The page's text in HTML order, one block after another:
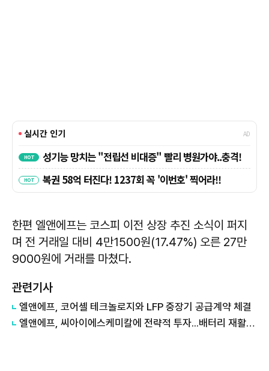
한편 엘앤에프는 코스피 이전 상장 추진 소식이 퍼지
며 전 거래일 대비 4만1500원(17.47%) 오른 27만
9000원에 거래를 마쳤다.
관련기사
엘앤에프, 코어셸 테크놀로지와 LFP 중장기 공급계약 체결
엘앤에프, 씨아이에스케미칼에 전략적 투자...배터리 재활용 협력